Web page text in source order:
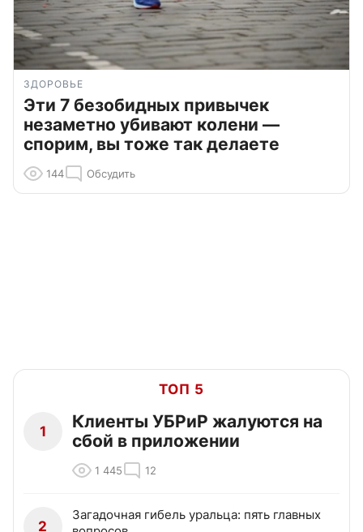
ЗДОРОВЬЕ
Эти 7 безобидных привычек
незаметно убивают колени —
спорим, вы тоже так делаете
144 Обсудить
ТОП 5
1
Клиенты УБРиР жалуются на
сбой в приложении
1 445 12
2
Загадочная гибель уральца: пять главных